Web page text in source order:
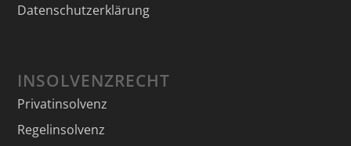
Datenschutzerklärung
INSOLVENZRECHT
Privatinsolvenz
Regelinsolvenz